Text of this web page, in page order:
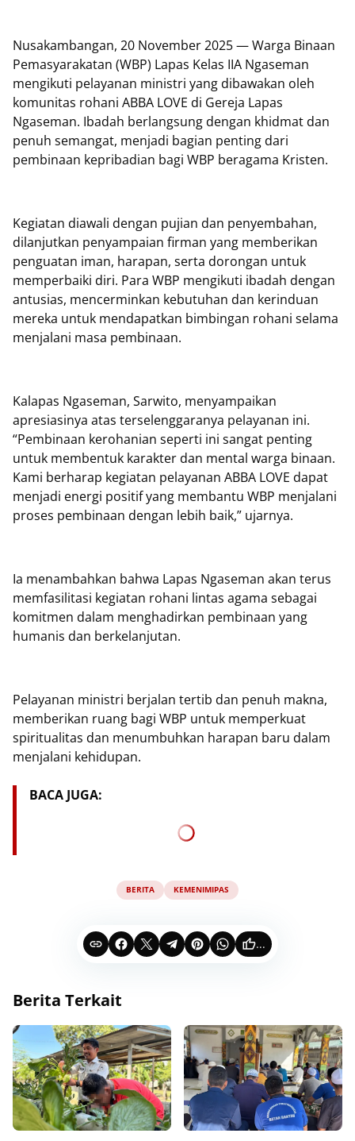
Nusakambangan, 20 November 2025 — Warga Binaan
Pemasyarakatan (WBP) Lapas Kelas IIA Ngaseman
mengikuti pelayanan ministri yang dibawakan oleh
komunitas rohani ABBA LOVE di Gereja Lapas
Ngaseman. Ibadah berlangsung dengan khidmat dan
penuh semangat, menjadi bagian penting dari
pembinaan kepribadian bagi WBP beragama Kristen.
Kegiatan diawali dengan pujian dan penyembahan,
dilanjutkan penyampaian firman yang memberikan
penguatan iman, harapan, serta dorongan untuk
memperbaiki diri. Para WBP mengikuti ibadah dengan
antusias, mencerminkan kebutuhan dan kerinduan
mereka untuk mendapatkan bimbingan rohani selama
menjalani masa pembinaan.
Kalapas Ngaseman, Sarwito, menyampaikan
apresiasinya atas terselenggaranya pelayanan ini.
“Pembinaan kerohanian seperti ini sangat penting
untuk membentuk karakter dan mental warga binaan.
Kami berharap kegiatan pelayanan ABBA LOVE dapat
menjadi energi positif yang membantu WBP menjalani
proses pembinaan dengan lebih baik,” ujarnya.
Ia menambahkan bahwa Lapas Ngaseman akan terus
memfasilitasi kegiatan rohani lintas agama sebagai
komitmen dalam menghadirkan pembinaan yang
humanis dan berkelanjutan.
Pelayanan ministri berjalan tertib dan penuh makna,
memberikan ruang bagi WBP untuk memperkuat
spiritualitas dan menumbuhkan harapan baru dalam
menjalani kehidupan.
BACA JUGA:
BERITA KEMENIMIPAS
...
Berita Terkait